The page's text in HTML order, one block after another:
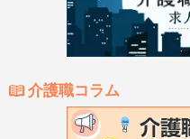
介護職コラム